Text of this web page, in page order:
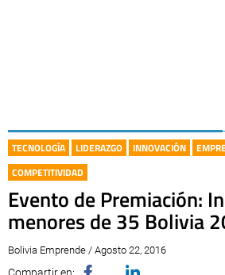
TECNOLOGÍA LIDERAZGO INNOVACIÓN
COMPETITIVIDAD
Evento de Premiación:
menores de 35 Bolivia
Bolivia Emprende / Agosto 22, 2016